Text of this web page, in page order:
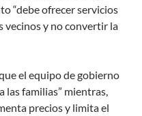
“debe ofrecer servicios
vecinos y no convertir la
el equipo de gobierno
las familias” mientras,
precios y limita el